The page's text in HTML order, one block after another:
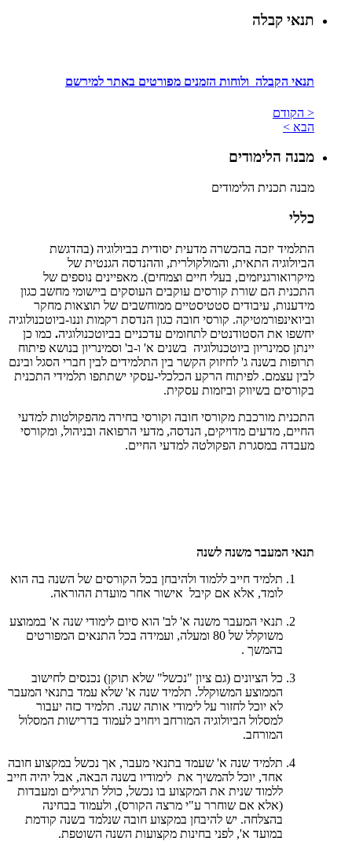
תנאי קבלה
תנאי הקבלה ולוחות הזמנים מפורטים באתר למירשם
< הקודם
הבא >
מבנה הלימודים
מבנה תכנית הלימודים
כללי
התלמיד יזכה בהכשרה מדעית יסודית בביולוגיה (בהדגשת
הביולוגיה התאית, והמולקולרית, וההנדסה הגנטית של
מיקרואורגניזמים, בעלי חיים וצמחים). מאפיינים נוספים של
התכנית הם שורת קורסים עוקבים העוסקים ביישומי מחשב כגון
מידענות, עיבודים סטטיסטיים ממוחשבים של תוצאות מחקר
וביואינפורמטיקה. קורסי חובה כגון הנדסת רקמות וננו-ביוטכנולוגיה
יחשפו את הסטודנטים לתחומים עדכניים בביוטכנולוגיה. כמו כן
יינתן סמינריון ביוטכנולוגיה בשנים א' ו-ב' וסמינריון בנושא פיתוח
תרופות בשנה ג' לחיזוק הקשר בין התלמידים לבין חברי הסגל ובינם
לבין עצמם. לפיתוח הרקע הכלכלי-עסקי ישתתפו תלמידי התכנית
בקורסים בשיווק וביזמות עסקית.
התכנית מורכבת מקורסי חובה וקורסי בחירה מהפקולטות למדעי
החיים, מדעים מדויקים, הנדסה, מדעי הרפואה ובניהול, ומקורסי
מעבדה במסגרת הפקולטה למדעי החיים.
תנאי המעבר משנה לשנה
תלמיד חייב ללמוד ולהיבחן בכל הקורסים של השנה בה הוא
לומד, אלא אם קיבל אישור אחר מועדת ההוראה.
תנאי המעבר משנה א' לב' הוא סיום לימודי שנה א' בממוצע
משוקלל של 80 ומעלה, ועמידה בכל התנאים המפורטים
בהמשך .
כל הציונים (גם ציון "נכשל" שלא תוקן) נכנסים לחישוב
הממוצע המשוקלל. תלמיד שנה א' שלא עמד בתנאי המעבר
לא יוכל לחזור על לימודי אותה שנה. תלמיד כזה יעבור
למסלול הביולוגיה המורחב ויחויב לעמוד בדרישות המסלול
המורחב.
תלמיד שנה א' שעמד בתנאי מעבר, אך נכשל במקצוע חובה
אחד, יוכל להמשיך את לימודיו בשנה הבאה, אבל יהיה חייב
ללמוד שנית את המקצוע בו נכשל, כולל תרגילים ומעבדות
(אלא אם שוחרר ע"י מרצה הקורס), ולעמוד בבחינה
בהצלחה. יש להיבחן במקצוע חובה שנלמד בשנה קודמת
במועד א', לפני בחינות מקצועות השנה השוטפת.